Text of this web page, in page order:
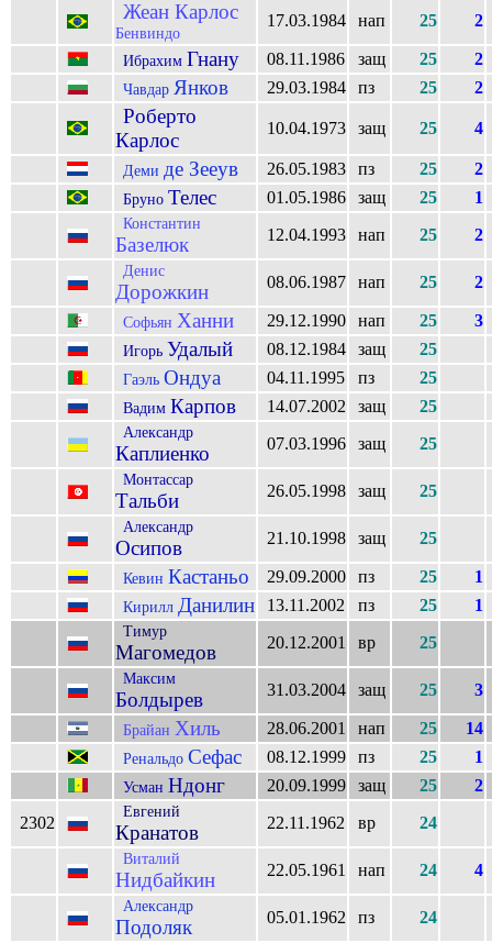
Жеан Карлос
Бенвиндо
17.03.1984 нап 25 2
Ибрахим Гнану 08.11.1986 защ 25 2
Чавдар Янков 29.03.1984 пз 25 2
Роберто
Карлос
10.04.1973 защ 25 4
Деми де Зееув 26.05.1983 пз 25 2
Бруно Телес 01.05.1986 защ 25 1
Константин
Базелюк 12.04.1993 нап 25 2
Денис
Дорожкин 08.06.1987 нап 25 2
Софьян Ханни 29.12.1990 нап 25 3
Игорь Удалый 08.12.1984 защ 25
Гаэль Ондуа 04.11.1995 пз 25
Вадим Карпов 14.07.2002 защ 25
Александр
Каплиенко 07.03.1996 защ 25
Монтассар
Тальби 26.05.1998 защ 25
Александр
Осипов 21.10.1998 защ 25
Кевин Кастаньо 29.09.2000 пз 25 1
Кирилл Данилин 13.11.2002 пз 25 1
Тимур
Магомедов 20.12.2001 вр 25
Максим
Болдырев 31.03.2004 защ 25 3
Брайан Хиль 28.06.2001 нап 25 14
Ренальдо Сефас 08.12.1999 пз 25 1
Усман Ндонг 20.09.1999 защ 25
2
2302
Евгений
Кранатов 22.11.1962 вр 24
Виталий
Нидбайкин 22.05.1961 нап 24 4
Александр
Подоляк 05.01.1962 пз 24